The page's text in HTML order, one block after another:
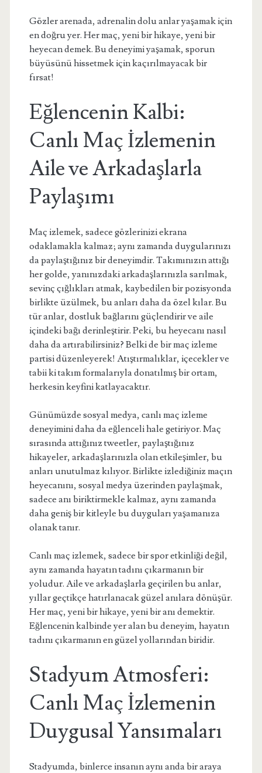
Gözler arenada, adrenalin dolu anlar yaşamak için
en doğru yer. Her maç, yeni bir hikaye, yeni bir
heyecan demek. Bu deneyimi yaşamak, sporun
büyüsünü hissetmek için kaçırılmayacak bir
fırsat!
Eğlencenin Kalbi:
Canlı Maç İzlemenin
Aile ve Arkadaşlarla
Paylaşımı
Maç izlemek, sadece gözlerinizi ekrana
odaklamakla kalmaz; aynı zamanda duygularınızı
da paylaştığınız bir deneyimdir. Takımınızın attığı
her golde, yanınızdaki arkadaşlarınızla sarılmak,
sevinç çığlıkları atmak, kaybedilen bir pozisyonda
birlikte üzülmek, bu anları daha da özel kılar. Bu
tür anlar, dostluk bağlarını güçlendirir ve aile
içindeki bağı derinleştirir. Peki, bu heyecanı nasıl
daha da artırabilirsiniz? Belki de bir maç izleme
partisi düzenleyerek! Atıştırmalıklar, içecekler ve
tabii ki takım formalarıyla donatılmış bir ortam,
herkesin keyfini katlayacaktır.
Günümüzde sosyal medya, canlı maç izleme
deneyimini daha da eğlenceli hale getiriyor. Maç
sırasında attığınız tweetler, paylaştığınız
hikayeler, arkadaşlarınızla olan etkileşimler, bu
anları unutulmaz kılıyor. Birlikte izlediğiniz maçın
heyecanını, sosyal medya üzerinden paylaşmak,
sadece anı biriktirmekle kalmaz, aynı zamanda
daha geniş bir kitleyle bu duyguları yaşamanıza
olanak tanır.
Canlı maç izlemek, sadece bir spor etkinliği değil,
aynı zamanda hayatın tadını çıkarmanın bir
yoludur. Aile ve arkadaşlarla geçirilen bu anlar,
yıllar geçtikçe hatırlanacak güzel anılara dönüşür.
Her maç, yeni bir hikaye, yeni bir anı demektir.
Eğlencenin kalbinde yer alan bu deneyim, hayatın
tadını çıkarmanın en güzel yollarından biridir.
Stadyum Atmosferi:
Canlı Maç İzlemenin
Duygusal Yansımaları
Stadyumda, binlerce insanın aynı anda bir araya